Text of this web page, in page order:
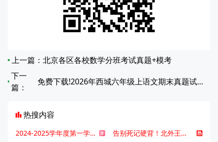
上一篇： 北京各区各校数学分班考试真题+模考
下一
篇：
免费下载!2026年西城六年级上语文期末真题试卷（无答案）
热搜内容
2024-2025学年度第一学期北京各区期末考试真题试卷汇总
告别死记硬背！北外王牌精读词汇课，帮孩子突破英语词汇难关